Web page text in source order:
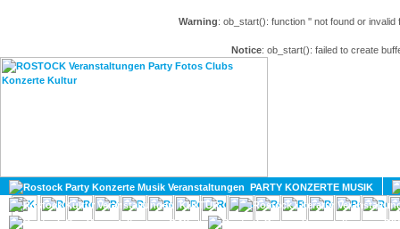
Warning: ob_start(): function '' not found or
Notice: ob_start(): failed to create
PARTY KONZERTE MUSIK
KULTUR
GAY